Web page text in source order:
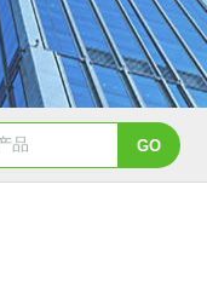
试验机 电磁铁